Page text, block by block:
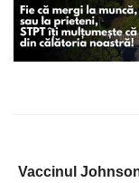
Vaccinul